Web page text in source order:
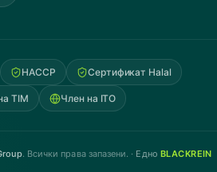
HACCP Сертификат Halal
TIM Член на ITO
. Всички права запазени. · Едно BLACKREIN